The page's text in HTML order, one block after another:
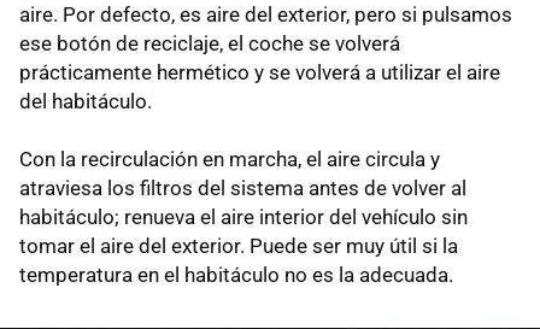
aire. Por defecto, es aire del exterior, pero si pulsamos
ese botón de reciclaje, el coche se volverá
prácticamente hermético y se volverá a utilizar el aire
del habitáculo.
Con la recirculación en marcha, el aire circula y
atraviesa los filtros del sistema antes de volver al
habitáculo; renueva el aire interior del vehículo sin
tomar el aire del exterior. Puede ser muy útil si la
temperatura en el habitáculo no es la adecuada.